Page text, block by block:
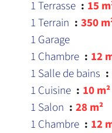
1 Terrasse
15
1 Terrain
350
1 Garage
1 Chambre
12
1 Salle de bains
1 Cuisine
10 m²
1 Salon
28 m²
1 Chambre
12